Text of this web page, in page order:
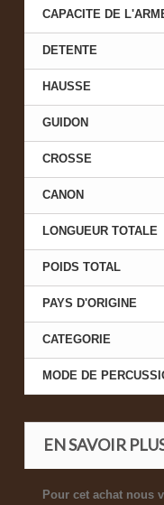
CAPACITE DE
DETENTE
HAUSSE
GUIDON
CROSSE
CANON
LONGUEUR TOTALE
POIDS TOTAL
PAYS D'ORIGINE
CATEGORIE
MODE DE
EN SAVOIR
Pour cet achat nous